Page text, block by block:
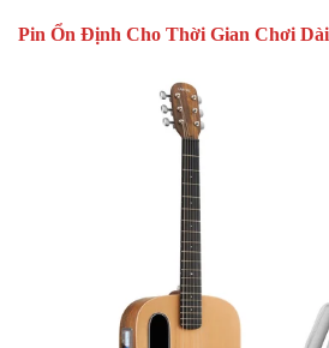
Pin Ổn Định Cho Thời Gian Chơi Dài